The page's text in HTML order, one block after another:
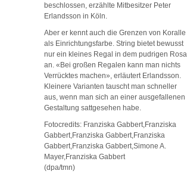
beschlossen, erzählte Mitbesitzer Peter
Erlandsson in Köln.
Aber er kennt auch die Grenzen von Koralle
als Einrichtungsfarbe. String bietet bewusst
nur ein kleines Regal in dem pudrigen Rosa
an. «Bei großen Regalen kann man nichts
Verrücktes machen», erläutert Erlandsson.
Kleinere Varianten tauscht man schneller
aus, wenn man sich an einer ausgefallenen
Gestaltung sattgesehen habe.
Fotocredits: Franziska Gabbert,Franziska
Gabbert,Franziska Gabbert,Franziska
Gabbert,Franziska Gabbert,Simone A.
Mayer,Franziska Gabbert
(dpa/tmn)